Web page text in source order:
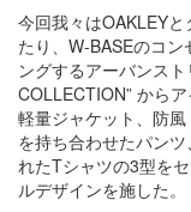
今回我々はOAKLEY
たり、W-BASEのコ
ングするアーバンス
COLLECTION” から
軽量ジャケット、防
を持ち合わせたパン
れたTシャツの3型を
ルデザインを施した。